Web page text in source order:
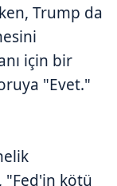
Trump da
için bir
"Evet."
"Fed'in kötü